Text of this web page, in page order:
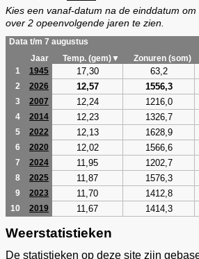
Kies een vanaf-datum na de einddatum
over 2 opeenvolgende jaren te zien.
Data t/m 7 augustus
Jaar
Temp. (gem)▼ Zonuren (som)
1
1945 17,30 63,2
2 2026 12,57 1556,3
3 2007 12,24 1216,0
4 2014 12,23 1326,7
5 2022 12,13 1628,9
6 2020 12,02 1566,6
7 2024 11,95 1202,7
8 2025 11,87 1576,3
9 2023 11,70 1412,8
10 2019 11,67 1414,3
Weerstatistieken
De statistieken op deze site zijn